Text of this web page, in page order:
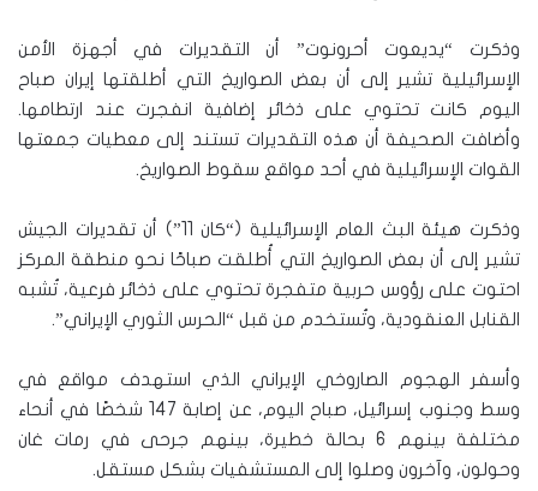
وذكرت “يديعوت أحرونوت” أن التقديرات في أجهزة الأمن
الإسرائيلية تشير إلى أن بعض الصواريخ التي أطلقتها إيران صباح
اليوم كانت تحتوي على ذخائر إضافية انفجرت عند ارتطامها.
وأضافت الصحيفة أن هذه التقديرات تستند إلى معطيات جمعتها
القوات الإسرائيلية في أحد مواقع سقوط الصواريخ.
وذكرت هيئة البث العام الإسرائيلية (“كان 11”) أن تقديرات الجيش
تشير إلى أن بعض الصواريخ التي أُطلقت صباحًا نحو منطقة المركز
احتوت على رؤوس حربية متفجرة تحتوي على ذخائر فرعية، تُشبه
القنابل العنقودية، وتُستخدم من قبل “الحرس الثوري الإيراني”.
وأسفر الهجوم الصاروخي الإيراني الذي استهدف مواقع في
وسط وجنوب إسرائيل، صباح اليوم، عن إصابة 147 شخصًا في أنحاء
مختلفة بينهم 6 بحالة خطيرة، بينهم جرحى في رمات غان
وحولون، وآخرون وصلوا إلى المستشفيات بشكل مستقل.